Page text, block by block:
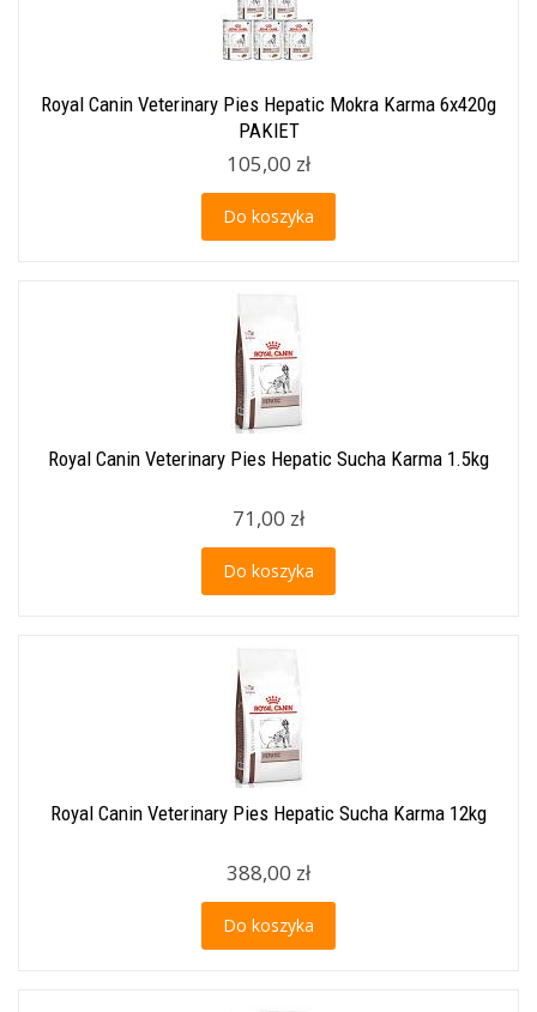
Royal Canin Veterinary Pies Hepatic Mokra Karma 6x420g
PAKIET
105,00 zł
Do koszyka
Royal Canin Veterinary Pies Hepatic Sucha Karma 1.5kg
71,00 zł
Do koszyka
Royal Canin Veterinary Pies Hepatic Sucha Karma 12kg
388,00 zł
Do koszyka